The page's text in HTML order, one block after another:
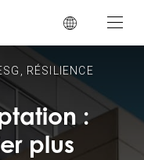
RÉSILIENCE
:
plus